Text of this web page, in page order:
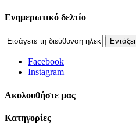
Ενημερωτικό δελτίο
Εντάξει
Facebook
Instagram
Aκολουθήστε μας
Κατηγορίες